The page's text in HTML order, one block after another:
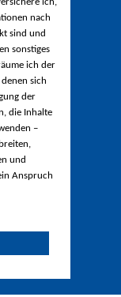
nach
sind und
sonstiges
ich der
sich
der
die Inhalte
–
und
Anspruch